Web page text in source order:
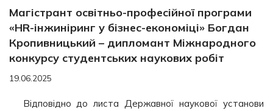
Магістрант освітньо-професійної програми
«HR-інжиніринг у бізнес-економіці» Богдан
Кропивницький – дипломант Міжнародного
конкурсу студентських наукових робіт
19.06.2025
Відповідно до листа Державної наукової установи